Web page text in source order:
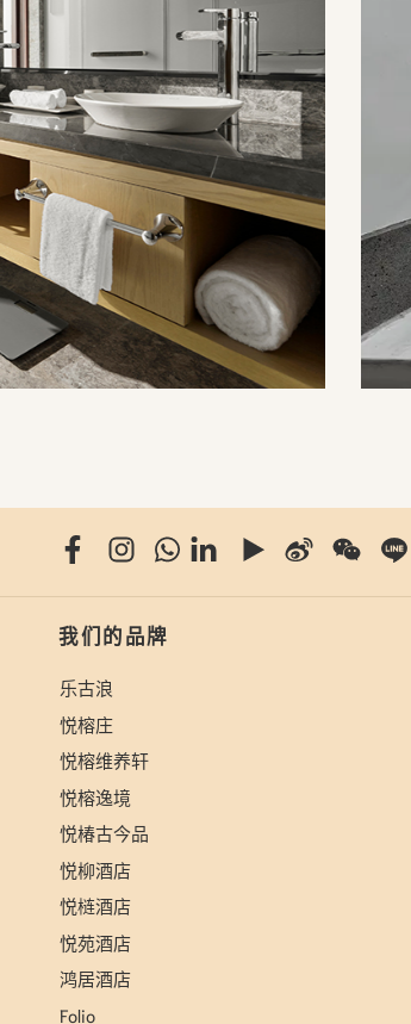
我们的品牌
乐古浪
悦榕庄
悦榕维养轩
悦榕逸境
悦椿古今品
悦柳酒店
悦梿酒店
悦苑酒店
鸿居酒店
Folio